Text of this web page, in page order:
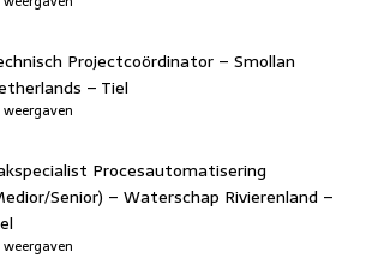
Projectcoördinator – Smollan
– Tiel
weergaven
Procesautomatisering
Senior) – Waterschap Rivierenland –
weergaven